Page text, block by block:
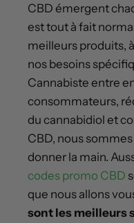
CBD émergent
est tout à fait
meilleurs produits,
nos besoins
Cannabiste entre
consommateurs,
du cannabidiol et
CBD, nous
donner la main.
codes promo CBD
que nous allons
sont les meilleurs